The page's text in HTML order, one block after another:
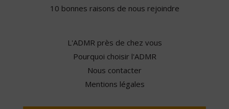
10 bonnes raisons de nous rejoindre
L'ADMR près de chez vous
Pourquoi choisir l'ADMR
Nous contacter
Mentions légales